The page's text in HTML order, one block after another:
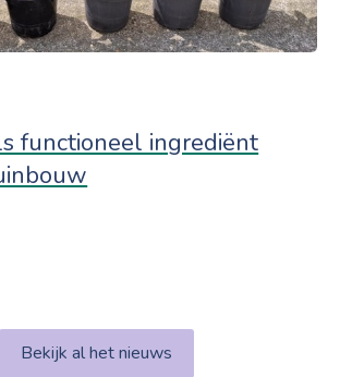
functioneel ingrediënt
Bekijk al het nieuws